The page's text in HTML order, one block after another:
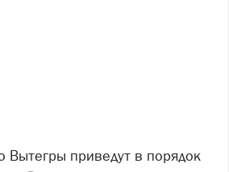
Вытегры приведут в порядок